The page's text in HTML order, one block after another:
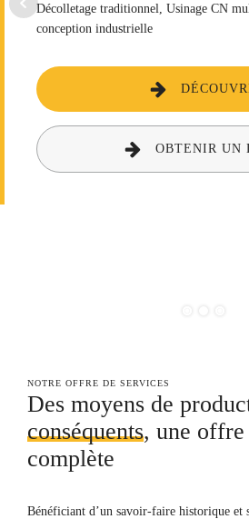
Décolletage traditionnel, Usinage CN
conception industrielle
OBTENIR UN
NOTRE OFFRE DE SERVICES
Des moyens de
conséquents, une offre
complète
Bénéficiant d’un savoir-faire historique et